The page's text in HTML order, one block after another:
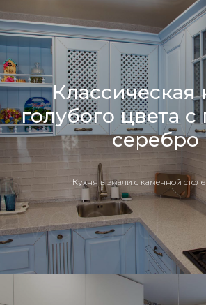
Классическая
голубого цвета
серебро
Кухня в эмали с каменной